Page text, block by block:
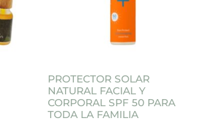
PROTECTOR SOLAR
NATURAL FACIAL Y
CORPORAL SPF 50 PARA
TODA LA FAMILIA